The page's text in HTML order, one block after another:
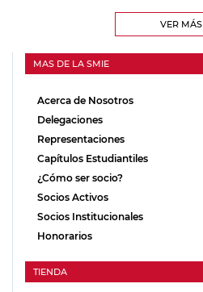
VER MÁS
MAS DE LA SMIE
Acerca de Nosotros
Delegaciones
Representaciones
Capítulos Estudiantiles
¿Cómo ser socio?
Socios Activos
Socios Institucionales
Honorarios
TIENDA